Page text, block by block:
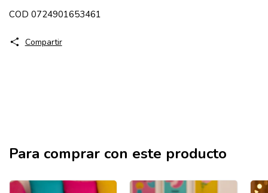
COD 0724901653461
Compartir
Para comprar con este producto